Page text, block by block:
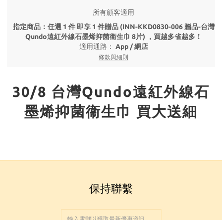
所有顧客適用
指定商品：任選 1 件 即享 1 件贈品 (INN-KKD0830-006 贈品-台灣
Qundo遠紅外線石墨烯抑菌衞生巾 8片) ，買越多省越多！
適用通路： App / 網店
條款與細則
30/8 台灣Qundo遠紅外線石
墨烯抑菌衞生巾 買大送細
保持聯繫